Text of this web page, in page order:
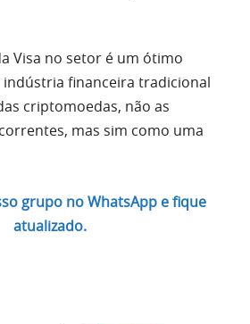
Visa no setor é um ótimo
indústria financeira tradicional
criptomoedas, não as
mas sim como uma
grupo no WhatsApp e fique
atualizado.